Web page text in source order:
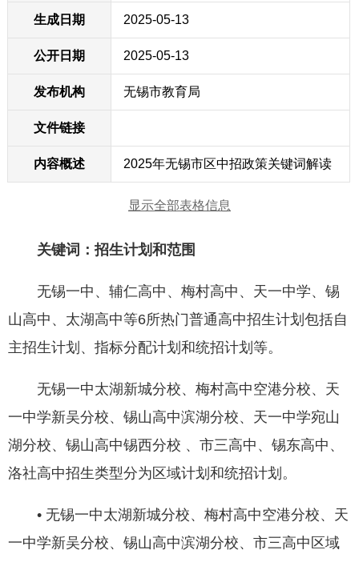
生成日期 2025-05-13
公开日期 2025-05-13
发布机构 无锡市教育局
文件链接
内容概述 2025年无锡市区中招政策关键词解读
显示全部表格信息
关键词：招生计划和范围
无锡一中、辅仁高中、梅村高中、天一中学、锡
山高中、太湖高中等6所热门普通高中招生计划包括自
主招生计划、指标分配计划和统招计划等。
无锡一中太湖新城分校、梅村高中空港分校、天
一中学新吴分校、锡山高中滨湖分校、天一中学宛山
湖分校、锡山高中锡西分校 、市三高中、锡东高中、
洛社高中招生类型分为区域计划和统招计划。
• 无锡一中太湖新城分校、梅村高中空港分校、天
一中学新吴分校、锡山高中滨湖分校、市三高中区域